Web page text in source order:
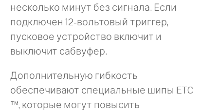
несколько минут без сигнала. Если
подключен 12-вольтовый триггер,
пусковое устройство включит и
выключит сабвуфер.
Дополнительную гибкость
обеспечивают специальные шипы ETC
™, которые могут повысить